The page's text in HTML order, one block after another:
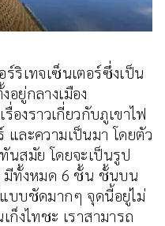
ริเทจเซ็นเตอร์ซึ่งเป็น
ยู่กลางเมือง
องราวเกี่ยวกับภูเขาไฟ
ละความเป็นมา โดยตัว
นสมัย โดยจะเป็นรูป
มีทั้งหมด 6 ชั้น ชั้นบน
บบชัดมากๆ จุดนี้อยู่ไม่
ก็งไทชะ เราสามารถ